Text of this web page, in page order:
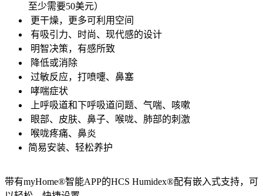
至少需要50美元）
更干燥，更多可利用空间
有吸引力、时尚、现代感的设计
明智决策，有感所致
降低或消除
过敏反应，打喷嚏、鼻塞
哮喘症状
上呼吸道和下呼吸道问题、气喘、咳嗽
眼部、皮肤、鼻子、喉咙、肺部的刺激
喉咙疼痛、鼻炎
简易安装、轻松养护
带有myHome®智能APP的HCS Humidex®配有嵌入式支持，可